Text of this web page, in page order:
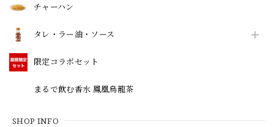
チャーハン
タレ・ラー油・ソース
限定コラボセット
まるで飲む香水 鳳凰烏龍茶
SHOP INFO